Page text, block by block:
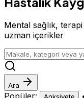
Mental sağlık,
uzman içerikler
Ara
Popüler: